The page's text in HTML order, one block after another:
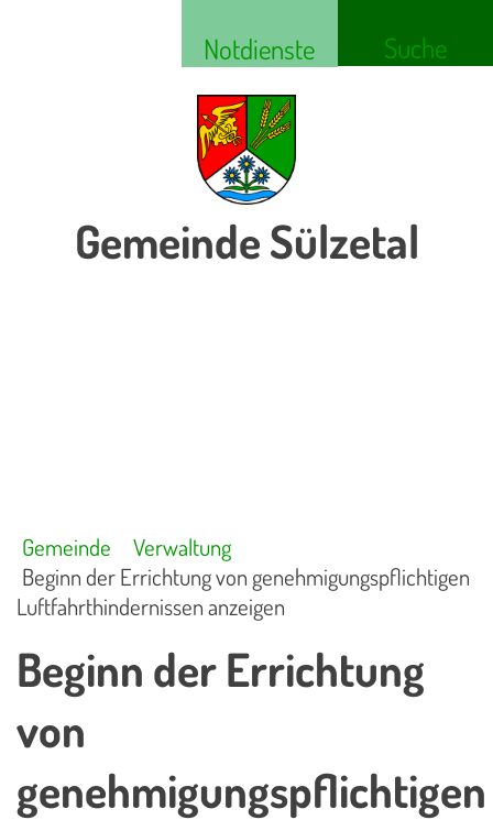
Notdienste Suche
Gemeinde Sülzetal
Gemeinde
Verwaltung
Beginn der Errichtung von genehmigungspflichtigen
Luftfahrthindernissen anzeigen
Beginn der Errichtung
von
genehmigungspflichtigen